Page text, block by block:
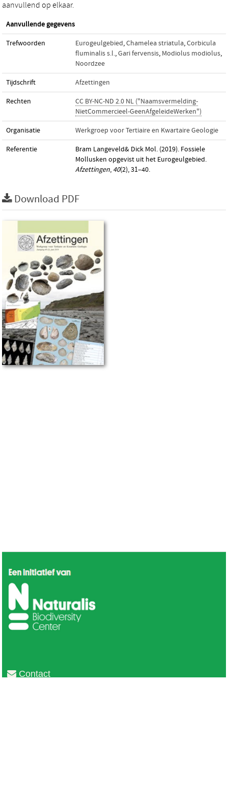
aanvullend op elkaar.
Aanvullende gegevens
Trefwoorden Eurogeulgebied,Chamelea striatula,Corbicula
fluminalis s.l.,Gari fervensis, Modiolus modiolus,
Noordzee
Tijdschrift Afzettingen
Rechten
CC BY-NC-ND 2.0 NL ("Naamsvermelding-
NietCommercieel-GeenAfgeleideWerken")
Organisatie Werkgroep voor Tertiaire en Kwartaire Geologie
Referentie
Bram Langeveld& Dick Mol. (2019). Fossiele
Mollusken opgevist uit het Eurogeulgebied.
Afzettingen, 40(2), 31–40.
Download PDF
Contact